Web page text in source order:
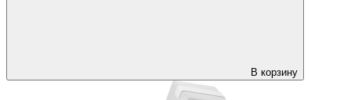
В корзину